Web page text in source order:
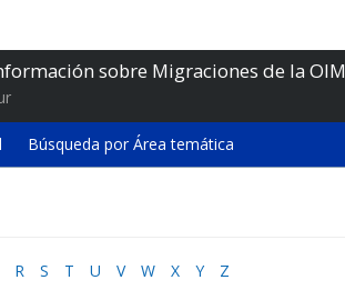
sobre Migraciones de la OIM
Búsqueda por Área temática
R S T U V W X Y Z